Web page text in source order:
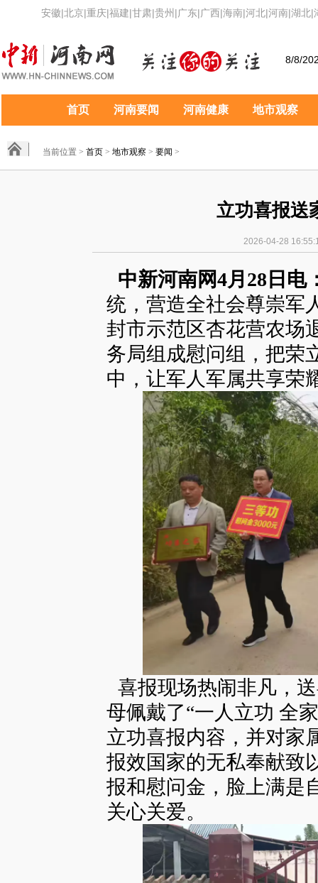
安徽|北京|重庆|福建|甘肃|贵州 |广东|广西|海南|河北|河南|湖北|
8/8/
首页 河南要闻 河南健康 地市观察
当前位置 > 首页 > 地市观察 > 要闻 >
立功喜报送
2026-04-28
中新河南网4月28日电
统，营造全社会尊崇军
封市示范区杏花营农场
务局组成慰问组，把荣
中，让军人军属共享荣
喜报现场热闹非凡，
母佩戴了“一人立功 全
立功喜报内容，并对家
报效国家的无私奉献致
报和慰问金，脸上满是
关心关爱。